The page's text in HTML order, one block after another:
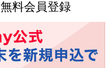
無料会員登録